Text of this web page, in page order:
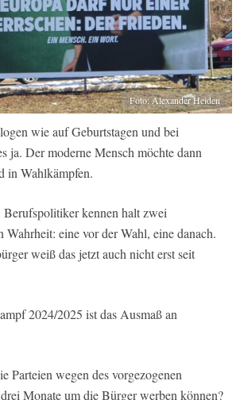
Foto: Alexander Heiden
wie auf Geburtstagen und bei
ja. Der moderne Mensch möchte dann
in Wahlkämpfen.
kennen halt zwei
Wahrheit: eine vor der Wahl, eine danach.
weiß das jetzt auch nicht erst seit
2024/2025 ist das Ausmaß an
Parteien wegen des vorgezogenen
Monate um die Bürger werben können?